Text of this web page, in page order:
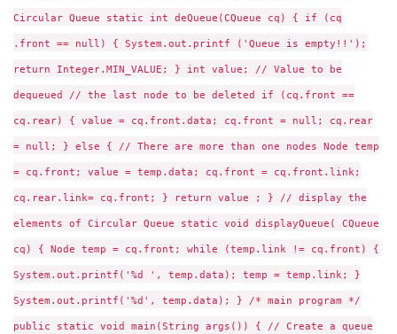
Circular Queue static int deQueue(CQueue cq) { if (cq
.front == null) { System.out.printf ('Queue is empty!!');
return Integer.MIN_VALUE; } int value; // Value to be
dequeued // the last node to be deleted if (cq.front ==
cq.rear) { value = cq.front.data; cq.front = null; cq.rear
= null; } else { // There are more than one nodes Node temp
= cq.front; value = temp.data; cq.front = cq.front.link;
cq.rear.link= cq.front; } return value ; } // display the
elements of Circular Queue static void displayQueue( CQueue
cq) { Node temp = cq.front; while (temp.link != cq.front) {
System.out.printf('%d ', temp.data); temp = temp.link; }
System.out.printf('%d', temp.data); } /* main program */
public static void main(String args()) { // Create a queue